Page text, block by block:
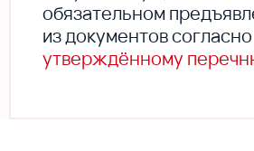
обязательном
из документов согласно
утверждённому